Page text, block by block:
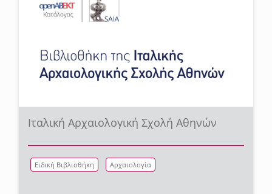
Ιταλική Αρχαιολογική Σχολή Αθηνών
Ειδική Βιβλιοθήκη Αρχαιολογία